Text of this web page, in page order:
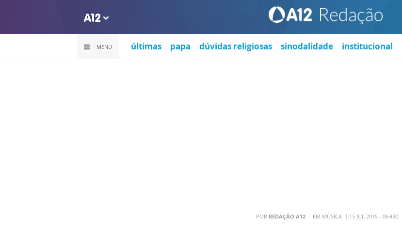
MENU últimas papa dúvidas religiosas sinodalidade institucional
POR REDAÇÃO A12 EM MÚSICA 15 JUL 2015 - 06H30